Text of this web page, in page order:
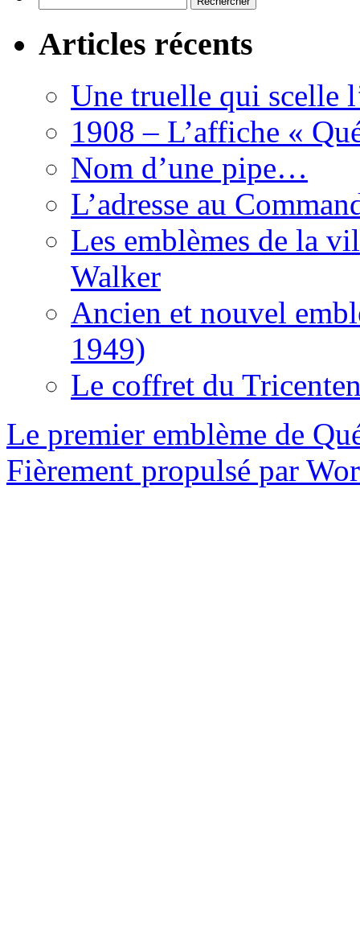
Articles récents
Une truelle qui scelle
1908 – L’affiche «
Nom d’une pipe…
L’adresse au
Les emblèmes de la
Walker
Ancien et nouvel
1949)
Le coffret du
Le premier emblème de
Fièrement propulsé par